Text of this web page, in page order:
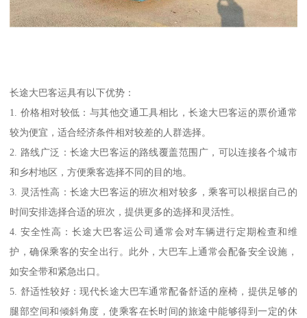
长途大巴客运具有以下优势：
1. 价格相对较低：与其他交通工具相比，长途大巴客运的票价通常
较为便宜，适合经济条件相对较差的人群选择。
2. 路线广泛：长途大巴客运的路线覆盖范围广，可以连接各个城市
和乡村地区，方便乘客选择不同的目的地。
3. 灵活性高：长途大巴客运的班次相对较多，乘客可以根据自己的
时间安排选择合适的班次，提供更多的选择和灵活性。
4. 安全性高：长途大巴客运公司通常会对车辆进行定期检查和维
护，确保乘客的安全出行。此外，大巴车上通常会配备安全设施，
如安全带和紧急出口。
5. 舒适性较好：现代长途大巴车通常配备舒适的座椅，提供足够的
腿部空间和倾斜角度，使乘客在长时间的旅途中能够得到一定的休